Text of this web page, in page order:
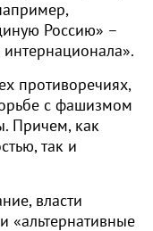
Россию» –
противоречиях,
с фашизмом
Причем, как
так и
власти
«альтернативные